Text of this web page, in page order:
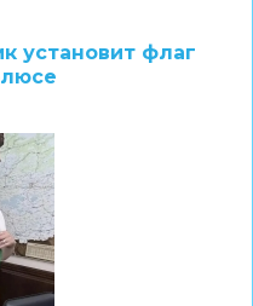
установит флаг